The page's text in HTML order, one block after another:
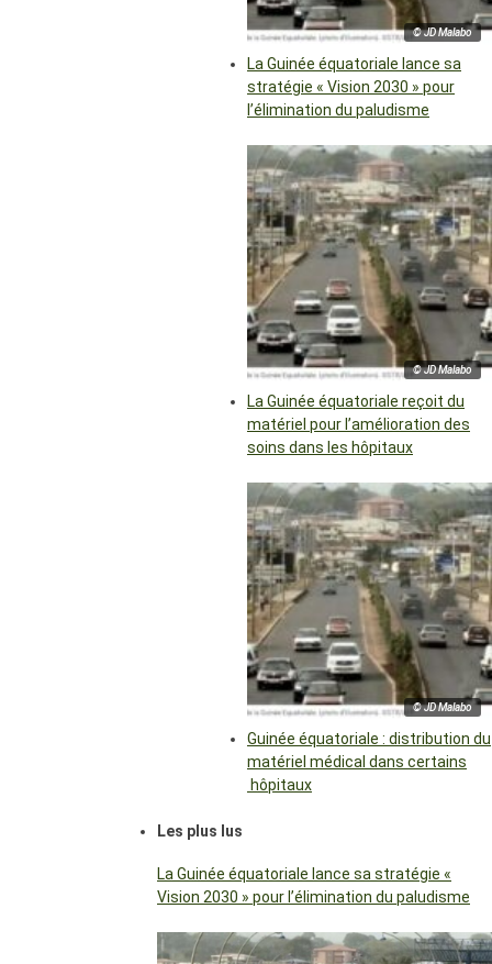
© JD Malabo
La Guinée équatoriale lance sa
stratégie « Vision 2030 » pour
l’élimination du paludisme
© JD Malabo
La Guinée équatoriale reçoit du
matériel pour l’amélioration des
soins dans les hôpitaux
© JD Malabo
Guinée équatoriale : distribution du
matériel médical dans certains
hôpitaux
Les plus lus
La Guinée équatoriale lance sa stratégie «
Vision 2030 » pour l’élimination du paludisme